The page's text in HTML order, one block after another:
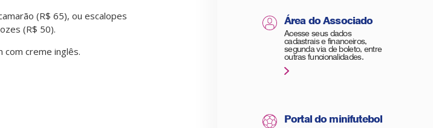
(R$ 65), ou escalopes
(R$ 50).
creme inglês.
Área do Associado
Acesse seus dados
cadastrais e financeiros,
segunda via de boleto, entre
outras funcionalidades.
Portal do minifutebol